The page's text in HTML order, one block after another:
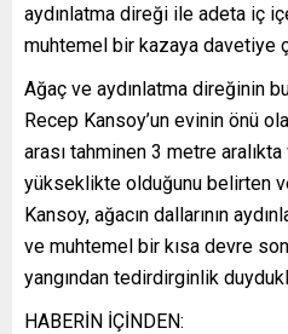
aydınlatma direği ile adeta iç
muhtemel bir kazaya davetiye
Ağaç ve aydınlatma direğinin
Recep Kansoy’un evinin önü
arası tahminen 3 metre
yükseklikte olduğunu belirten
Kansoy, ağacın dallarının
ve muhtemel bir kısa devre
yangından tedirdirginlik
HABERİN İÇİNDEN: